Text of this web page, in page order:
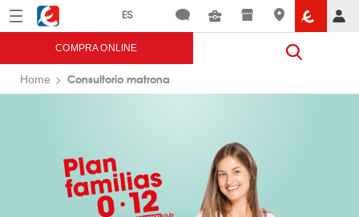
Menú Eroski
COMPRA ONLINE
Home Consultorio matrona